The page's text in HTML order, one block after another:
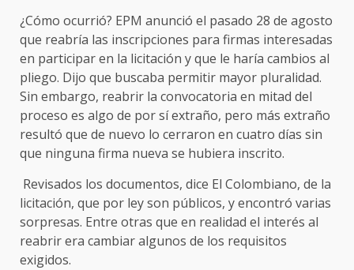
¿Cómo ocurrió? EPM anunció el pasado 28 de agosto
que reabría las inscripciones para firmas interesadas
en participar en la licitación y que le haría cambios al
pliego. Dijo que buscaba permitir mayor pluralidad.
Sin embargo, reabrir la convocatoria en mitad del
proceso es algo de por sí extraño, pero más extraño
resultó que de nuevo lo cerraron en cuatro días sin
que ninguna firma nueva se hubiera inscrito.
Revisados los documentos, dice El Colombiano, de la
licitación, que por ley son públicos, y encontró varias
sorpresas. Entre otras que en realidad el interés al
reabrir era cambiar algunos de los requisitos
exigidos.